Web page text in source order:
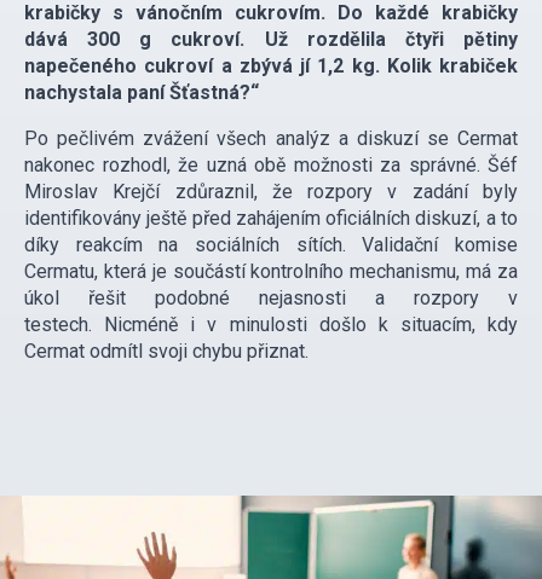
krabičky s vánočním cukrovím. Do každé krabičky
dává 300 g cukroví. Už rozdělila čtyři pětiny
napečeného cukroví a zbývá jí 1,2 kg. Kolik krabiček
nachystala paní Šťastná?“
Po pečlivém zvážení všech analýz a diskuzí se Cermat
nakonec rozhodl, že uzná obě možnosti za správné. Šéf
Miroslav Krejčí zdůraznil, že rozpory v zadání byly
identifikovány ještě před zahájením oficiálních diskuzí, a to
díky reakcím na sociálních sítích. Validační komise
Cermatu, která je součástí kontrolního mechanismu, má za
úkol řešit podobné nejasnosti a rozpory v
testech. Nicméně i v minulosti došlo k situacím, kdy
Cermat odmítl svoji chybu přiznat.